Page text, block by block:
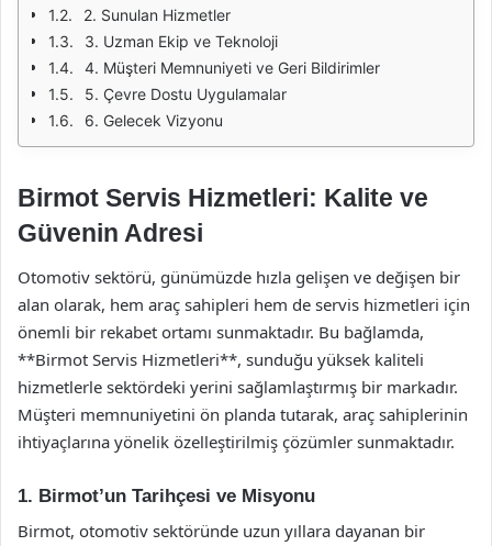
2. Sunulan Hizmetler
3. Uzman Ekip ve Teknoloji
4. Müşteri Memnuniyeti ve Geri Bildirimler
5. Çevre Dostu Uygulamalar
6. Gelecek Vizyonu
Birmot Servis Hizmetleri: Kalite ve
Güvenin Adresi
Otomotiv sektörü, günümüzde hızla gelişen ve değişen bir
alan olarak, hem araç sahipleri hem de servis hizmetleri için
önemli bir rekabet ortamı sunmaktadır. Bu bağlamda,
**Birmot Servis Hizmetleri**, sunduğu yüksek kaliteli
hizmetlerle sektördeki yerini sağlamlaştırmış bir markadır.
Müşteri memnuniyetini ön planda tutarak, araç sahiplerinin
ihtiyaçlarına yönelik özelleştirilmiş çözümler sunmaktadır.
1. Birmot’un Tarihçesi ve Misyonu
Birmot, otomotiv sektöründe uzun yıllara dayanan bir